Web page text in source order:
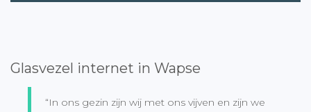
Glasvezel internet in Wapse
“In ons gezin zijn wij met ons vijven en zijn we